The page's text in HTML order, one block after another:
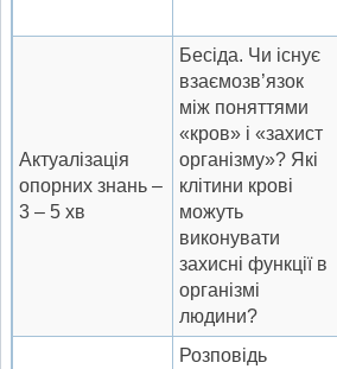
Актуалізація
опорних знань –
3 – 5 хв
Бесіда. Чи існує
взаємозв’язок
між поняттями
«кров» і «захист
організму»? Які
клітини крові
можуть
виконувати
захисні функції в
організмі
людини?
Розповідь